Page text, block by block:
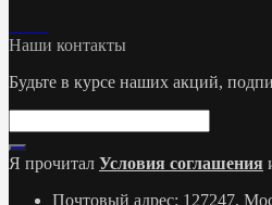
Наши контакты
Будьте в курсе наших акций,
Я прочитал Условия соглашения
Почтовый адрес: 127247,